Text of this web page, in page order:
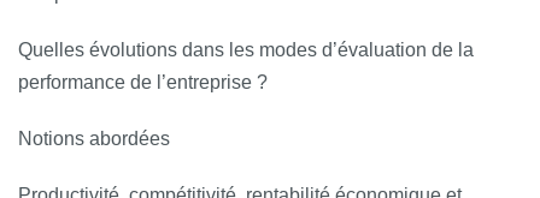
Quelles évolutions dans les modes d’évaluation de la
performance de l’entreprise ?
Notions abordées